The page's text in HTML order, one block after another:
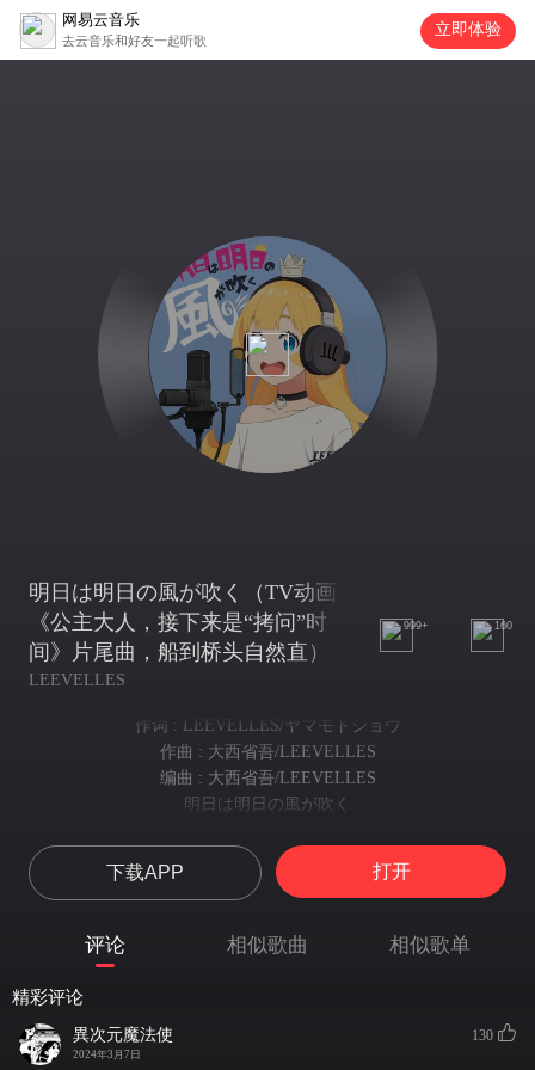
网易云音乐
去云音乐和好友一起听歌
立即体验
明日は明日の風が吹く（TV动画
《公主大人，接下来是“拷问”时
间》片尾曲，船到桥头自然直）
LEEVELLES
999+ 160
作词 : LEEVELLES/ヤマモトショウ
作曲 : 大西省吾/LEEVELLES
编曲 : 大西省吾/LEEVELLES
明日は明日の風が吹く
Be alright 俯いてた日々も
Be alright 低头失落的日子
愛おしい
我也怀念
揺れる青色の煩いに
下载APP 打开
评论 相似歌曲 相似歌单
精彩评论
異次元魔法使
2024年3月7日
130